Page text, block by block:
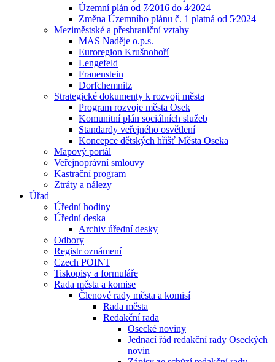
Územní plán od 7⁄2016 do 4⁄2024
Změna Územního plánu č. 1 platná od 5⁄2024
Meziměstské a přeshraniční vztahy
MAS Naděje o.p.s.
Euroregion Krušnohoří
Lengefeld
Frauenstein
Dorfchemnitz
Strategické dokumenty k rozvoji města
Program rozvoje města Osek
Komunitní plán sociálních služeb
Standardy veřejného osvětlení
Koncepce dětských hřišť Města Oseka
Mapový portál
Veřejnoprávní smlouvy
Kastrační program
Ztráty a nálezy
Úřad
Úřední hodiny
Úřední deska
Archiv úřední desky
Odbory
Registr oznámení
Czech POINT
Tiskopisy a formuláře
Rada města a komise
Členové rady města a komisí
Rada města
Redakční rada
Osecké noviny
Jednací řád redakční rady Oseckých
novin